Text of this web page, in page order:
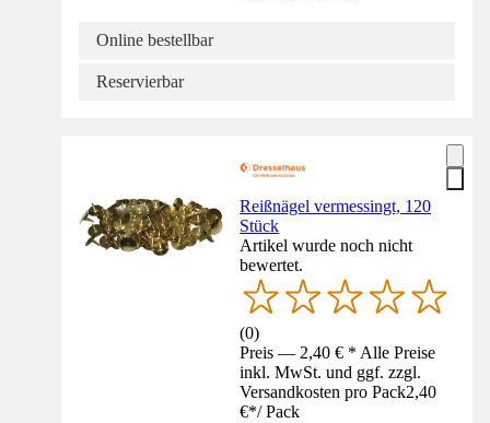
Online bestellbar
Reservierbar
Reißnägel vermessingt, 120
Stück
Artikel wurde noch nicht
bewertet.
(0)
Preis — 2,40 € * Alle Preise
inkl. MwSt. und ggf. zzgl.
Versandkosten pro Pack2,40
€*/ Pack